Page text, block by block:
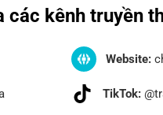
kênh truyền
Website:
TikTok: